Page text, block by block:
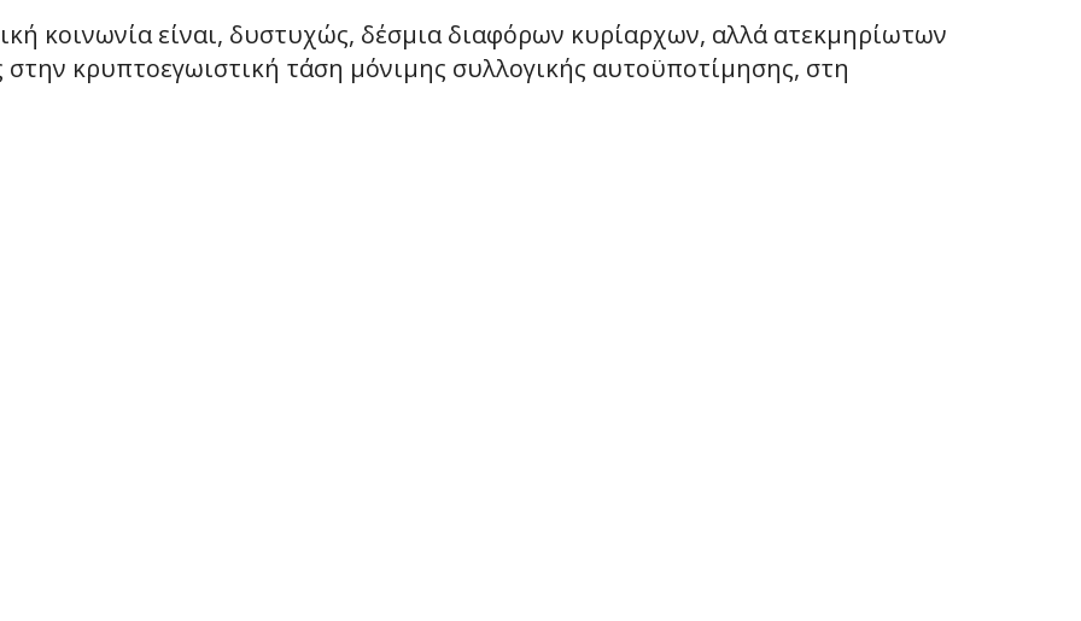
κοινωνία είναι, δυστυχώς, δέσμια διαφόρων κυρίαρχων, αλλά ατεκμηρίωτων
κρυπτοεγωιστική τάση μόνιμης συλλογικής αυτοϋποτίμησης, στη